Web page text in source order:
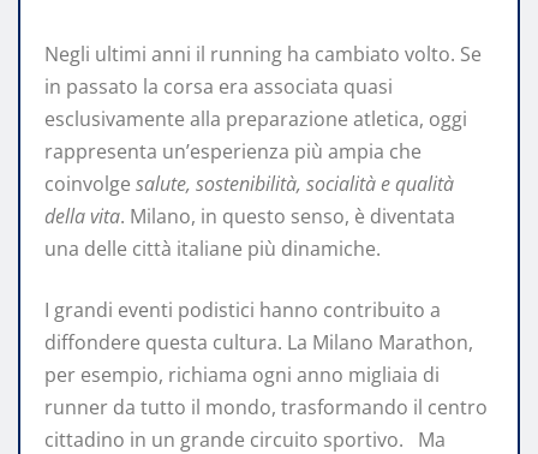
Negli ultimi anni il running ha cambiato volto. Se
in passato la corsa era associata quasi
esclusivamente alla preparazione atletica, oggi
rappresenta un’esperienza più ampia che
coinvolge salute, sostenibilità, socialità e qualità
della vita. Milano, in questo senso, è diventata
una delle città italiane più dinamiche.
I grandi eventi podistici hanno contribuito a
diffondere questa cultura. La Milano Marathon,
per esempio, richiama ogni anno migliaia di
runner da tutto il mondo, trasformando il centro
cittadino in un grande circuito sportivo. Ma